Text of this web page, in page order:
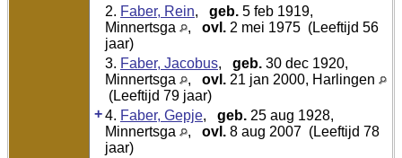
2. Faber, Rein, geb. 5 feb 1919,
Minnertsga
, ovl. 2 mei 1975 (Leeftijd 56
jaar)
3. Faber, Jacobus, geb. 30 dec 1920,
Minnertsga
, ovl. 21 jan 2000, Harlingen
(Leeftijd 79 jaar)
+4. Faber, Gepje, geb. 25 aug 1928,
Minnertsga
, ovl. 8 aug 2007 (Leeftijd 78
jaar)